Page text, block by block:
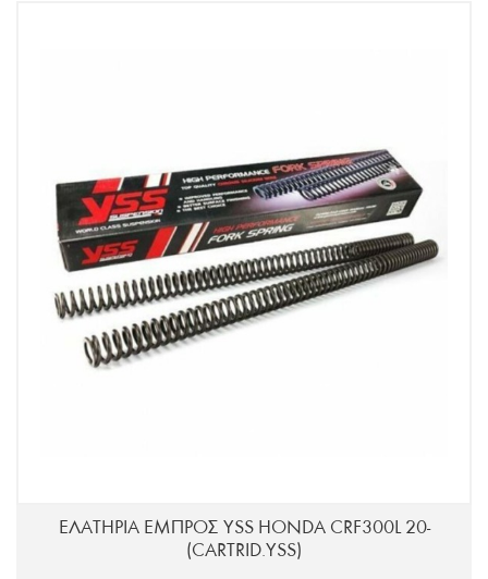
ΕΛΑΤΗΡΙΑ ΕΜΠΡΟΣ YSS HONDA CRF300L 20-
(CARTRID.YSS)